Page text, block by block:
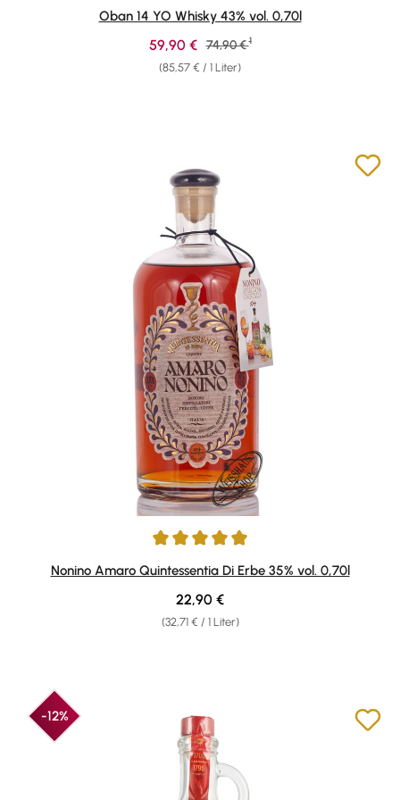
Durchschnittliche Bewertung von 4.88 von 5 Sternen
Oban 14 YO Whisky 43% vol. 0,70l
(85,57 € / 1 Liter)
Verkaufspreis:
59,90 € Regulärer Preis:
74,90 € 1
Durchschnittliche Bewertung von 4.94 von 5 Sternen
Nonino Amaro Quintessentia Di Erbe 35% vol. 0,70l
(32,71 € / 1 Liter)
Regulärer Preis:
22,90 €
-12%